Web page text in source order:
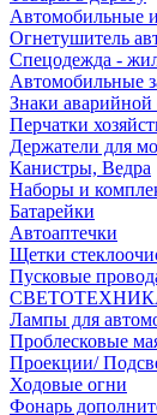
Автомобильные
Огнетушитель
Спецодежда -
Автомобильные
Знаки аварийной
Перчатки
Держатели для
Канистры, Ведра
Наборы и
Батарейки
Автоаптечки
Щетки
Пусковые
Лампы для
Проблесковые
Проекции/
Ходовые огни
Фонарь